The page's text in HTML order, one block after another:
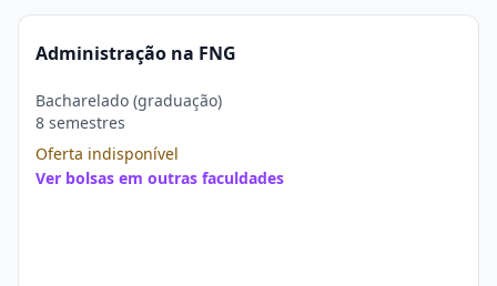
Administração na FNG
Bacharelado (graduação)
8 semestres
Oferta indisponível
Ver bolsas em outras faculdades